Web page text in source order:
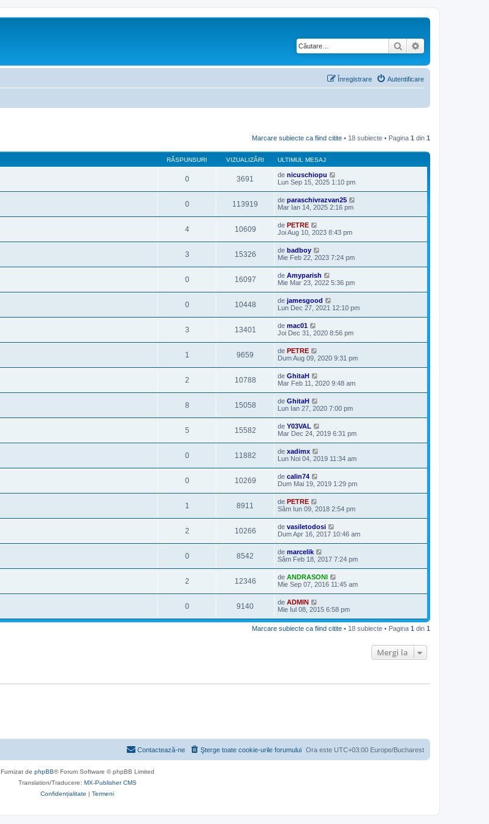
Căutare
Autentificare
Înregistrare
Marcare subiecte ca fiind citite • 18 subiecte • Pagina 1 din 1
RĂSPUNSURI VIZUALIZĂRI ULTIMUL MESAJ
0 3691 de nicuschiopu
Lun Sep 15, 2025 1:10 pm
0 113919 de paraschivrazvan25
Mar Ian 14, 2025 2:16 pm
4 10609 de PETRE
Joi Aug 10, 2023 8:43 pm
3 15326 de badboy
Mie Feb 22, 2023 7:24 pm
0 16097 de Amyparish
Mie Mar 23, 2022 5:36 pm
0 10448 de jamesgood
Lun Dec 27, 2021 12:10 pm
3 13401 de mac01
Joi Dec 31, 2020 8:56 pm
1 9659 de PETRE
Dum Aug 09, 2020 9:31 pm
2 10788 de GhitaH
Mar Feb 11, 2020 9:48 am
8 15058 de GhitaH
Lun Ian 27, 2020 7:00 pm
5 15582 de Y03VAL
Mar Dec 24, 2019 6:31 pm
0 11882 de xadimx
Lun Noi 04, 2019 11:34 am
0 10269 de calin74
Dum Mai 19, 2019 1:29 pm
1 8911 de PETRE
Sâm Iun 09, 2018 2:54 pm
2 10266 de vasiletodosi
Dum Apr 16, 2017 10:46 am
0 8542 de marcelik
Sâm Feb 18, 2017 7:24 pm
2 12346 de ANDRASONI
Mie Sep 07, 2016 11:45 am
0 9140 de ADMIN
Mie Iul 08, 2015 6:58 pm
Marcare subiecte ca fiind citite • 18 subiecte • Pagina 1 din 1
Mergi la
Ora este UTC+03:00 Europe/Bucharest
Şterge toate cookie-urile forumului
Contactează-ne
Furnizat de phpBB® Forum Software © phpBB Limited
Translation/Traducere: MX-Publisher CMS
Confidențialitate | Termeni